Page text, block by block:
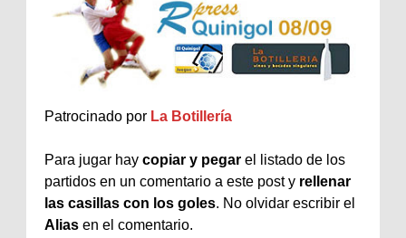
Patrocinado por La Botillería
Para jugar hay copiar y pegar el listado de los
partidos en un comentario a este post y rellenar
las casillas con los goles. No olvidar escribir el
Alias en el comentario.